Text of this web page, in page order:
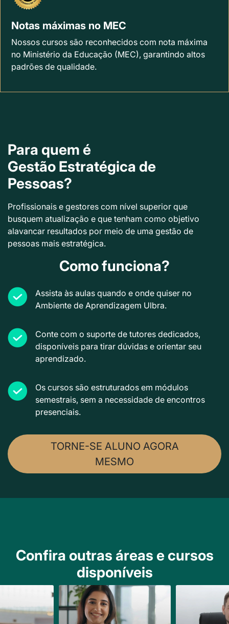
Notas máximas no MEC
Nossos cursos são reconhecidos com nota máxima
no Ministério da Educação (MEC), garantindo altos
padrões de qualidade.
Para quem é
Gestão Estratégica de
Pessoas?
Profissionais e gestores com nível superior que
busquem atualização e que tenham como objetivo
alavancar resultados por meio de uma gestão de
pessoas mais estratégica.
Como funciona?
Assista às aulas quando e onde quiser no
Ambiente de Aprendizagem Ulbra.
Conte com o suporte de tutores dedicados,
disponíveis para tirar dúvidas e orientar seu
aprendizado.
Os cursos são estruturados em módulos
semestrais, sem a necessidade de encontros
presenciais.
TORNE-SE ALUNO AGORA
MESMO
Confira outras áreas e cursos
disponíveis